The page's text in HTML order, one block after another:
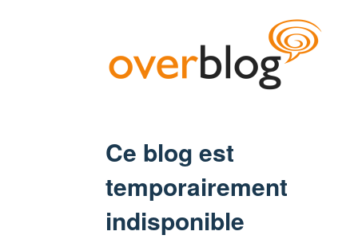
Ce blog est
temporairement
indisponible